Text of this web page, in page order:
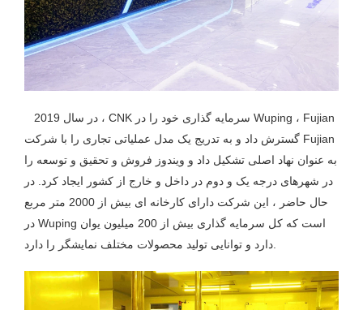
گسترش داد و به تدریج یک مدل عملیاتی تجاری را با شرکت Fujian
به عنوان نهاد اصلی تشکیل داد و ویندوز فروش و تحقیق و توسعه را
در شهرهای درجه یک و دوم در داخل و خارج از کشور ایجاد کرد. در
حال حاضر ، این شرکت دارای کارخانه ای بیش از 2000 متر مربع
در Wuping است که کل سرمایه گذاری بیش از 200 میلیون یوان